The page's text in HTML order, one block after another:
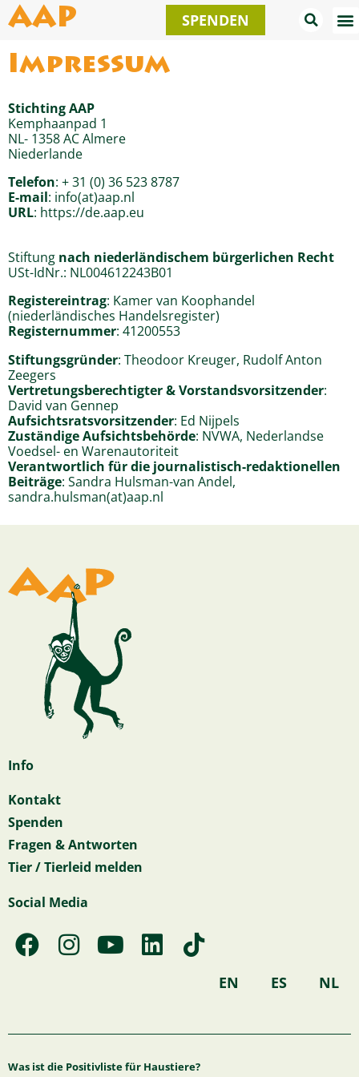
Zum
Inhalt
AAP SPENDEN
Impressum
Stichting AAP
Kemphaanpad 1
NL- 1358 AC Almere
Niederlande
Telefon: + 31 (0) 36 523 8787
E-mail: info(at)aap.nl
URL: https://de.aap.eu
Stiftung nach niederländischem bürgerlichen Recht
USt-IdNr.: NL004612243B01
Registereintrag: Kamer van Koophandel
(niederländisches Handelsregister)
Registernummer: 41200553
Stiftungsgründer: Theodoor Kreuger, Rudolf Anton
Zeegers
Vertretungsberechtigter & Vorstandsvorsitzender:
David van Gennep
Aufsichtsratsvorsitzender: Ed Nijpels
Zuständige Aufsichtsbehörde: NVWA, Nederlandse
Voedsel- en Warenautoriteit
Verantwortlich für die journalistisch-redaktionellen
Beiträge: Sandra Hulsman-van Andel,
sandra.hulsman(at)aap.nl
Info
Kontakt
Spenden
Fragen & Antworten
Tier / Tierleid melden
Social Media
F
a
b
o
I
n
a
g
Y
o
u
b
L
i
e
d
T
i
o
k
EN ES NL
Was ist die Positivliste für Haustiere?